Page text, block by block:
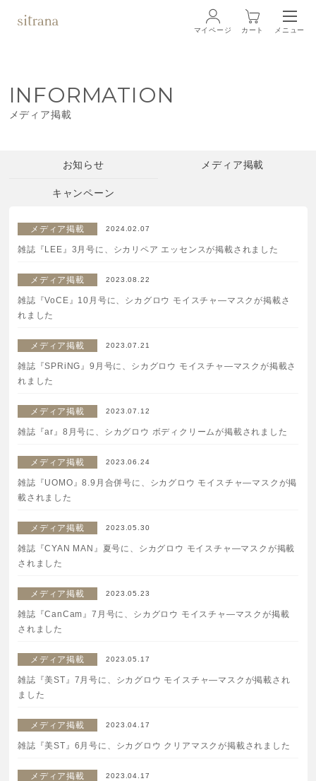
ブランド BRAND
ローション
マスク・スペシャルケア
ボディケア
美容液
化粧下地
サービス SERVICE
定期便サービスのご案内
会員ステージ・ポイントプログラム
よくあるお問い合せ
ギフトラッピングサービス
はじめての方へ
ご使用方法・ステップ
マイページ カート メニュー
INFORMATION
メディア掲載
お知らせ メディア掲載
キャンペーン
メディア掲載 2024.02.07
雑誌『LEE』3月号に、シカリペア エッセンスが掲載されました
メディア掲載 2023.08.22
雑誌『VoCE』10月号に、シカグロウ モイスチャ―マスクが掲載さ
れました
メディア掲載 2023.07.21
雑誌『SPRiNG』9月号に、シカグロウ モイスチャ―マスクが掲載さ
れました
メディア掲載 2023.07.12
雑誌『ar』8月号に、シカグロウ ボディクリームが掲載されました
メディア掲載 2023.06.24
雑誌『UOMO』8.9月合併号に、シカグロウ モイスチャ―マスクが掲
載されました
メディア掲載 2023.05.30
雑誌『CYAN MAN』夏号に、シカグロウ モイスチャ―マスクが掲載
されました
メディア掲載 2023.05.23
雑誌『CanCam』7月号に、シカグロウ モイスチャ―マスクが掲載
されました
メディア掲載 2023.05.17
雑誌『美ST』7月号に、シカグロウ モイスチャ―マスクが掲載され
ました
メディア掲載 2023.04.17
雑誌『美ST』6月号に、シカグロウ クリアマスクが掲載されました
メディア掲載 2023.04.17